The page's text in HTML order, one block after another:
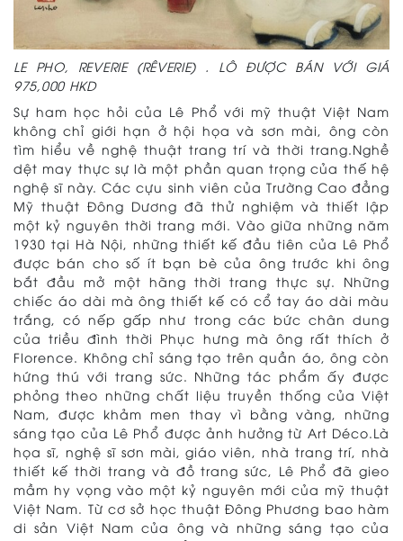
LE PHO, REVERIE (RÊVERIE) . LÔ ĐƯỢC BÁN VỚI GIÁ
975,000 HKD
Sự ham học hỏi của Lê Phổ với mỹ thuật Việt Nam
không chỉ giới hạn ở hội họa và sơn mài, ông còn
tìm hiểu về nghệ thuật trang trí và thời trang.Nghề
dệt may thực sự là một phần quan trọng của thế hệ
nghệ sĩ này. Các cựu sinh viên của Trường Cao đẳng
Mỹ thuật Đông Dương đã thử nghiệm và thiết lập
một kỷ nguyên thời trang mới. Vào giữa những năm
1930 tại Hà Nội, những thiết kế đầu tiên của Lê Phổ
được bán cho số ít bạn bè của ông trước khi ông
bắt đầu mở một hãng thời trang thực sự. Những
chiếc áo dài mà ông thiết kế có cổ tay áo dài màu
trắng, có nếp gấp như trong các bức chân dung
của triều đình thời Phục hưng mà ông rất thích ở
Florence. Không chỉ sáng tạo trên quần áo, ông còn
hứng thú với trang sức. Những tác phẩm ấy được
phỏng theo những chất liệu truyền thống của Việt
Nam, được khảm men thay vì bằng vàng, những
sáng tạo của Lê Phổ được ảnh hưởng từ Art Déco.Là
họa sĩ, nghệ sĩ sơn mài, giáo viên, nhà trang trí, nhà
thiết kế thời trang và đồ trang sức, Lê Phổ đã gieo
mầm hy vọng vào một kỷ nguyên mới của mỹ thuật
Việt Nam. Từ cơ sở học thuật Đông Phương bao hàm
di sản Việt Nam của ông và những sáng tạo của